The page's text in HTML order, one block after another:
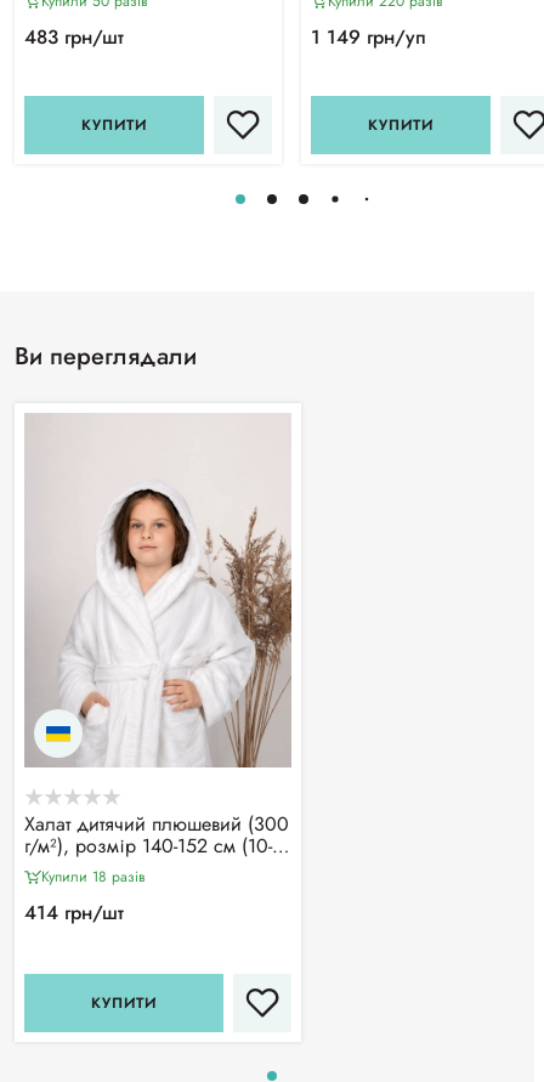
483 грн/шт
КУПИТИ
1 149 грн/уп
КУПИТИ
Ви переглядали
Халат дитячий плюшевий (300
г/м²), розмір 140-152 см (10-
12 років) CHILA™
Купили 18 разiв
414 грн/шт
КУПИТИ